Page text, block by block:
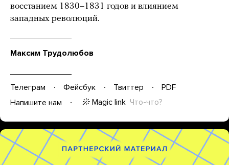
восстанием 1830–1831 годов и влиянием
западных революций.
Максим Трудолюбов
Телеграм Фейсбук Твиттер
PDF
Напишите нам
Magic link Что-что?